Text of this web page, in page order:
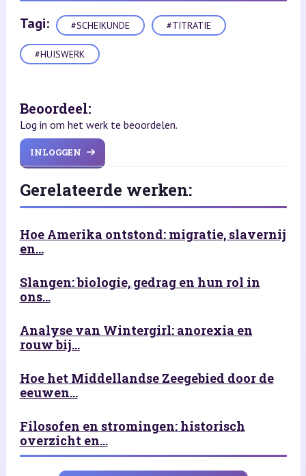
Tagi: #SCHEIKUNDE #TITRATIE
#HUISWERK
Beoordeel:
Log in om het werk te beoordelen.
INLOGGEN
Gerelateerde werken:
Hoe Amerika ontstond: migratie, slavernij
en...
Slangen: biologie, gedrag en hun rol in
ons...
Analyse van Wintergirl: anorexia en
rouw bij...
Hoe het Middellandse Zeegebied door de
eeuwen...
Filosofen en stromingen: historisch
overzicht en...